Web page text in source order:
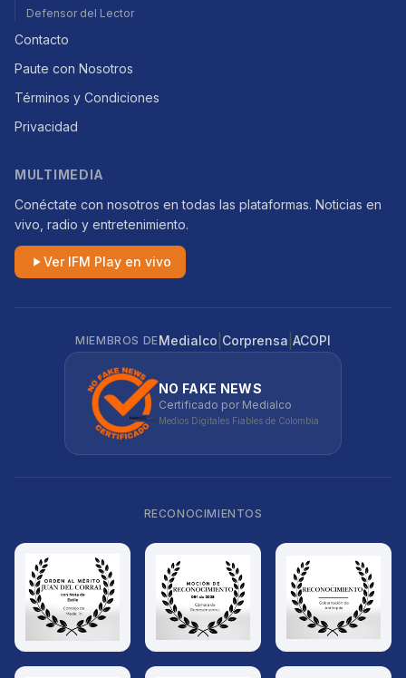
Defensor del Lector
Contacto
Paute con Nosotros
Términos y Condiciones
Privacidad
MULTIMEDIA
Conéctate con nosotros en todas las plataformas. Noticias en
vivo, radio y entretenimiento.
Ver IFM Play en vivo
MIEMBROS DEMedialco Corprensa ACOPI
NO FAKE NEWS
Certificado por Medialco
Medios Digitales Fiables de Colombia
RECONOCIMIENTOS